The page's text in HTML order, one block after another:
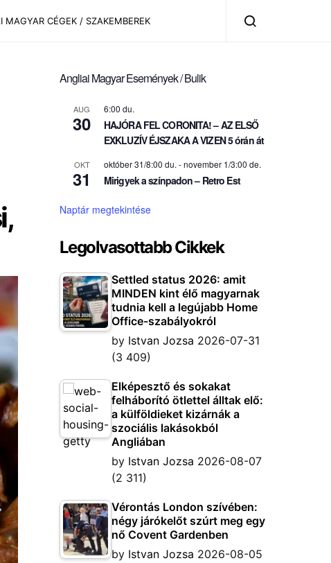
MAGYAR CÉGEK / SZAKEMBEREK
Angliai Magyar Események / Bulik
AUG
30
6:00 du.
HAJÓRA FEL CORONITA! – AZ ELSŐ
EXKLUZÍV ÉJSZAKA A VIZEN 5 órán át
OKT
31
október 31/8:00 du. -november 1/3:00 de.
Mirigyek a színpadon – Retro Est
Naptár megtekintése
Legolvasottabb Cikkek
Settled status 2026: amit
MINDEN kint élő magyarnak
tudnia kell a legújabb Home
Office-szabályokról
by Istvan Jozsa 2026-07-31
(3 409)
Elképesztő és sokakat
felháborító ötlettel álltak elő:
a külföldieket kizárnák a
szociális lakásokból
Angliában
by Istvan Jozsa 2026-08-07
(2 311)
Vérontás London szívében:
négy járókelőt szúrt meg egy
nő Covent Gardenben
by Istvan Jozsa 2026-08-05